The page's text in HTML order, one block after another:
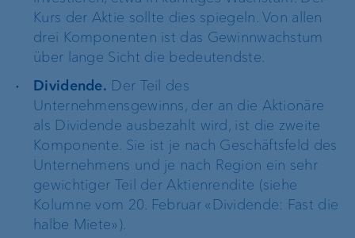
Kurs der Aktie sollte dies spiegeln. Von allen
drei Komponenten ist das Gewinnwachstum
über lange Sicht die bedeutendste.
Dividende. Der Teil des
Unternehmensgewinns, der an die Aktionäre
als Dividende ausbezahlt wird, ist die zweite
Komponente. Sie ist je nach Geschäftsfeld des
Unternehmens und je nach Region ein sehr
gewichtiger Teil der Aktienrendite (siehe
Kolumne vom 20. Februar «Dividende: Fast die
halbe Miete»).